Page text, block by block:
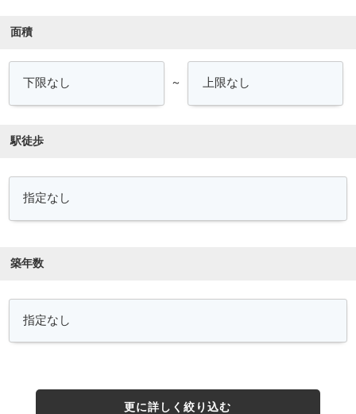
面積
～
駅徒歩
築年数
更に詳しく絞り込む